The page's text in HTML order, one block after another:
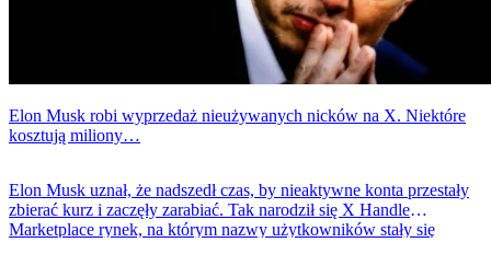
Elon Musk robi wyprzedaż nieużywanych nicków na X. Niektóre
kosztują miliony…
Elon Musk uznał, że nadszedł czas, by nieaktywne konta przestały
zbierać kurz i zaczęły zarabiać. Tak narodził się X Handle
Marketplace rynek, na którym nazwy użytkowników stały się